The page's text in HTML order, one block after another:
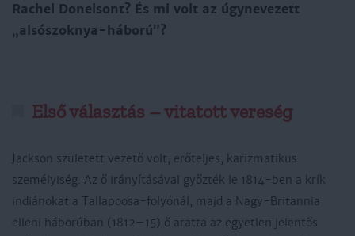
Rachel Donelsont? És mi volt az úgynevezett
„alsószoknya-háború”?
Első választás – vitatott vereség
Jackson született vezető volt, erőteljes, karizmatikus
személyiség. Az ő irányításával győzték le 1814-ben a krík
indiánokat a Tallapoosa-folyónál, majd a Nagy-Britannia
elleni háborúban (1812–15) ő aratta az egyetlen jelentős